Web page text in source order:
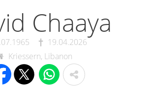
Chaaya
19.04.2026
Kriessern, Libanon